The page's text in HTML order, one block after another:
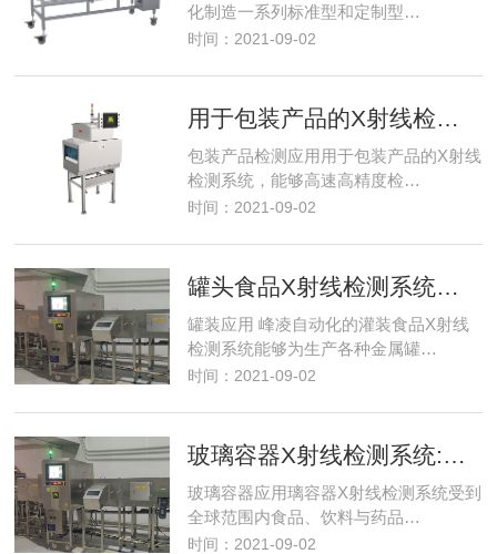
化制造一系列标准型和定制型…
时间：2021-09-02
用于包装产品的X射线检测系统：包装食品与药品的安全和品质保证
包装产品检测应用用于包装产品的X射线
检测系统，能够高速高精度检…
时间：2021-09-02
罐头食品X射线检测系统：金属罐内的食品安全性与质量保证
罐装应用 峰凌自动化的灌装食品X射线
检测系统能够为生产各种金属罐…
时间：2021-09-02
玻璃容器X射线检测系统:确保玻璃瓶罐内产品的安全性与质量
玻璃容器应用璃容器X射线检测系统受到
全球范围内食品、饮料与药品…
时间：2021-09-02